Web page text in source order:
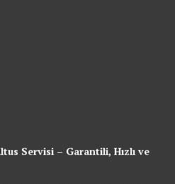
Servisi – Garantili, Hızlı ve